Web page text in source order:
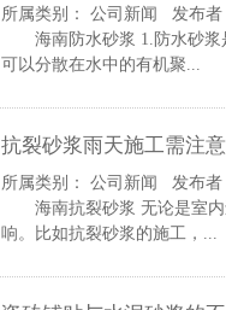
所属类别： 公司新闻 发布
海南防水砂浆 1.防水砂浆
可以分散在水中的有机聚...
抗裂砂浆雨天施工需注意
所属类别： 公司新闻 发布
海南抗裂砂浆 无论是室内
响。比如抗裂砂浆的施工，...